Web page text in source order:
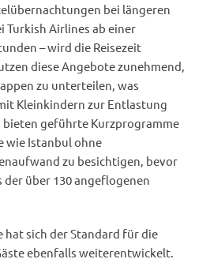
bei längeren
Turkish Airlines ab einer
– wird die Reisezeit
diese Angebote zunehmend,
zu unterteilen, was
Kleinkindern zur Entlastung
bieten geführte Kurzprogramme
wie Istanbul ohne
zu besichtigen, bevor
über 130 angeflogenen
hat sich der Standard für die
ebenfalls weiterentwickelt.